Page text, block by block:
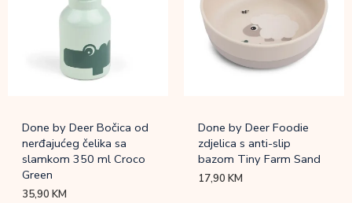
Done by Deer Bočica od
nerđajućeg čelika sa
slamkom 350 ml Croco
Green
35,90KM
Done by Deer Foodie
zdjelica s anti-slip
bazom Tiny Farm Sand
17,90KM